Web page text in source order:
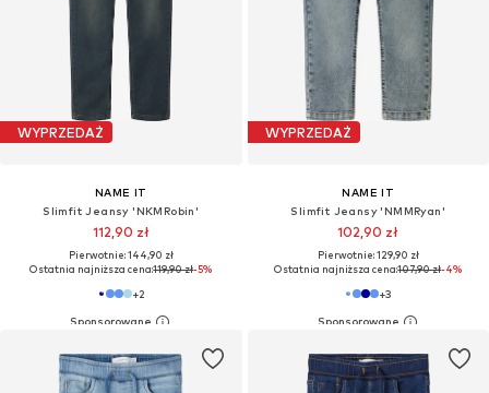
WYPRZEDAŻ
NAME IT
Slimfit Jeansy 'NKMRobin'
112,90 zł
Pierwotnie: 144,90 zł
Ostatnia najniższa cena:119,90 zł-5%
+2
WYPRZEDAŻ
NAME IT
Slimfit Jeansy 'NMMRyan'
102,90 zł
Pierwotnie: 129,90 zł
Ostatnia najniższa cena:107,90 zł-4%
+3